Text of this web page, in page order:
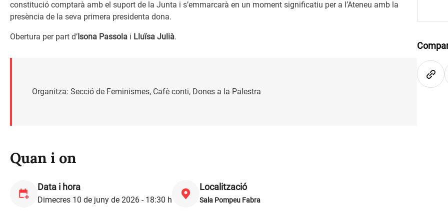
constitució comptarà amb el suport de la Junta i s’emmarcarà en un moment significatiu per a l’Ateneu amb la
presència de la seva primera presidenta dona.
Obertura per part d’Isona Passola i Lluïsa Julià.
Organitza: Secció de Feminismes, Cafè conti, Dones a la Palestra
Quan i on
Data i hora
Dimecres 10 de juny de 2026 - 18:30 h
Localització
Sala Pompeu Fabra